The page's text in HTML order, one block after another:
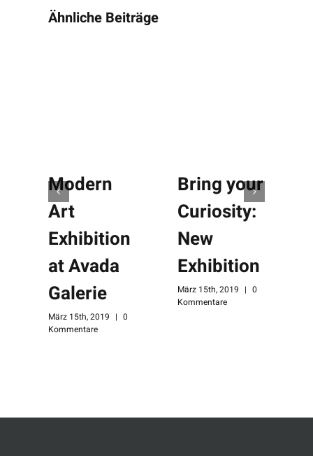
Ähnliche Beiträge
Modern
Art
Exhibition
at Avada
Galerie
März 15th, 2019 | 0
Kommentare
Bring your
Curiosity:
New
Exhibition
März 15th, 2019 | 0
Kommentare